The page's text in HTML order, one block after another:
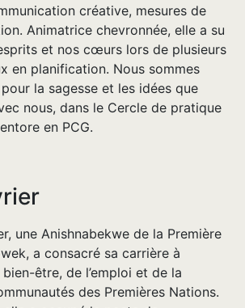
créative, mesures de
Animatrice chevronnée, elle a su
et nos cœurs lors de plusieurs
en planification. Nous sommes
la sagesse et les idées que
nous, dans le Cercle de pratique
en PCG.
une Anishnabekwe de la Première
a consacré sa carrière à
bien-être, de l’emploi et de la
des Premières Nations.